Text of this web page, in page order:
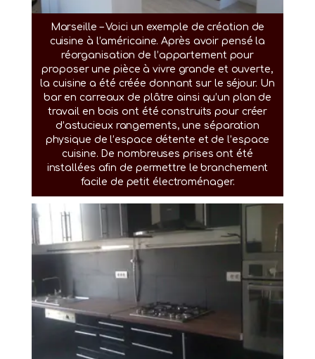
Marseille – Voici un exemple de création de
cuisine à l’américaine. Après avoir pensé la
réorganisation de l’appartement pour
proposer une pièce à vivre grande et ouverte,
la cuisine a été créée donnant sur le séjour. Un
bar en carreaux de plâtre ainsi qu’un plan de
travail en bois ont été construits pour créer
d’astucieux rangements, une séparation
physique de l’espace détente et de l’espace
cuisine. De nombreuses prises ont été
installées afin de permettre le branchement
facile de petit électroménager.